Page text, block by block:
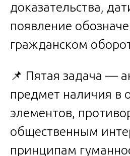
доказательства,
появление
гражданском
📌 Пятая задача —
предмет наличия в
элементов,
общественным
принципам